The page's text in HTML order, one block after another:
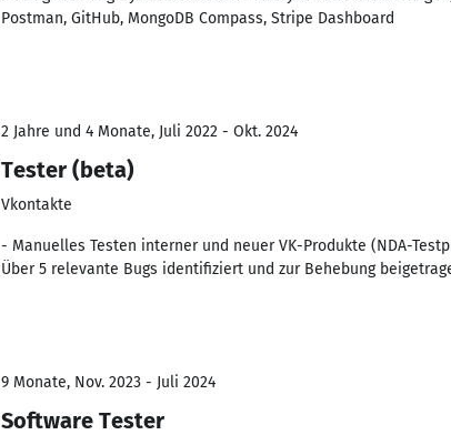
Postman, GitHub, MongoDB Compass, Stripe Dashboard
2 Jahre und 4 Monate, Juli 2022 - Okt. 2024
Tester (beta)
Vkontakte
- Manuelles Testen interner und neuer VK-Produkte (NDA-
Über 5 relevante Bugs identifiziert und zur Behebung
9 Monate, Nov. 2023 - Juli 2024
Software Tester